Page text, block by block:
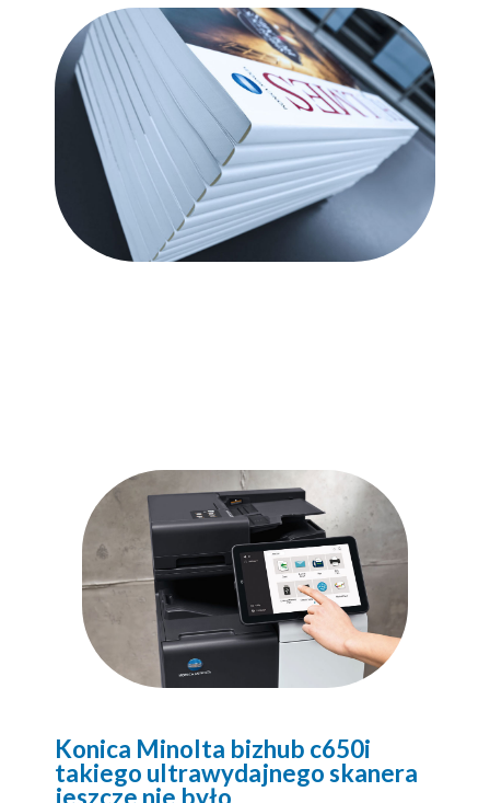
Konica Minolta bizhub c650i
takiego ultrawydajnego skanera
jeszcze nie było